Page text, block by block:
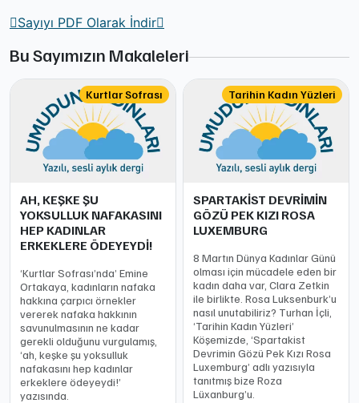
Sayıyı PDF Olarak İndir
Bu Sayımızın Makaleleri
Kurtlar Sofrası
AH, KEŞKE ŞU
YOKSULLUK NAFAKASINI
HEP KADINLAR
ERKEKLERE ÖDEYEYDİ!
‘Kurtlar Sofrası’nda’ Emine
Ortakaya, kadınların nafaka
hakkına çarpıcı örnekler
vererek nafaka hakkının
savunulmasının ne kadar
gerekli olduğunu vurgulamış,
‘ah, keşke şu yoksulluk
nafakasını hep kadınlar
erkeklere ödeyeydi!’
yazısında.
Tarihin Kadın Yüzleri
SPARTAKİST DEVRİMİN
GÖZÜ PEK KIZI ROSA
LUXEMBURG
8 Martın Dünya Kadınlar Günü
olması için mücadele eden bir
kadın daha var, Clara Zetkin
ile birlikte. Rosa Luksenburk’u
nasıl unutabiliriz? Turhan İçli,
‘Tarihin Kadın Yüzleri’
Köşemizde, ‘Spartakist
Devrimin Gözü Pek Kızı Rosa
Luxemburg’ adlı yazısıyla
tanıtmış bize Roza
Lüxanburg’u.